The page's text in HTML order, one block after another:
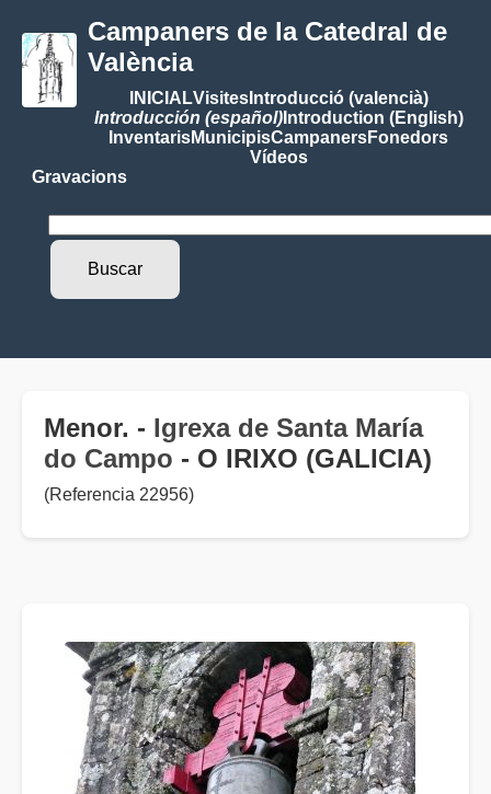
Campaners de la Catedral de
València
INICIALVisitesIntroducció (valencià)
Introducción (español)Introduction (English)
InventarisMunicipisCampanersFonedors
Vídeos
Gravacions
Menor. - Igrexa de Santa María
do Campo - O IRIXO (GALICIA)
(Referencia 22956)